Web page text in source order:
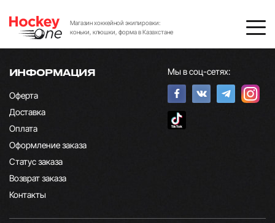
Магазин хоккейной экипировки:
коньки, клюшки, форма в Казахстане
ИНФОРМАЦИЯ
Оферта
Доставка
Оплата
Оформление заказа
Статус заказа
Возврат заказа
Контакты
Мы в соц-сетях: